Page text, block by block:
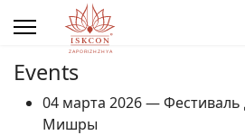
Events
04 марта 2026 — Фестиваль
Мишры